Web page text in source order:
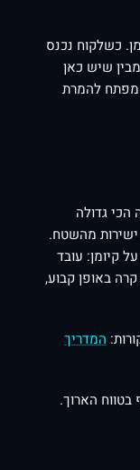
כשלקוח נכנס
שיש כאן
להמרת
הכי גדולה
מהשטח.
קיומן: עובד
באופן קבוע,
המדריך
בטווח הארוך.